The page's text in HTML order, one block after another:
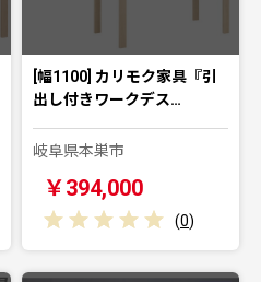
[幅1100] カリモク家具『引
出し付きワークデス…
岐阜県本巣市
￥394,000
(0)